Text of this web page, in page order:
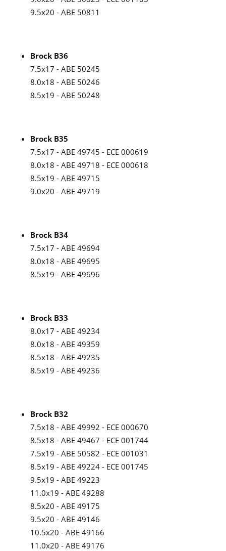
9.5x20 - ABE 50811
Brock B36
7.5x17 - ABE 50245
8.0x18 - ABE 50246
8.5x19 - ABE 50248
Brock B35
7.5x17 - ABE 49745 - ECE 000619
8.0x18 - ABE 49718 - ECE 000618
8.5x19 - ABE 49715
9.0x20 - ABE 49719
Brock B34
7.5x17 - ABE 49694
8.0x18 - ABE 49695
8.5x19 - ABE 49696
Brock B33
8.0x17 - ABE 49234
8.0x18 - ABE 49359
8.5x18 - ABE 49235
8.5x19 - ABE 49236
Brock B32
7.5x18 - ABE 49992 - ECE 000670
8.5x18 - ABE 49467 - ECE 001744
7.5x19 - ABE 50582 - ECE 001031
8.5x19 - ABE 49224 - ECE 001745
9.5x19 - ABE 49223
11.0x19 - ABE 49288
8.5x20 - ABE 49175
9.5x20 - ABE 49146
10.5x20 - ABE 49166
11.0x20 - ABE 49176